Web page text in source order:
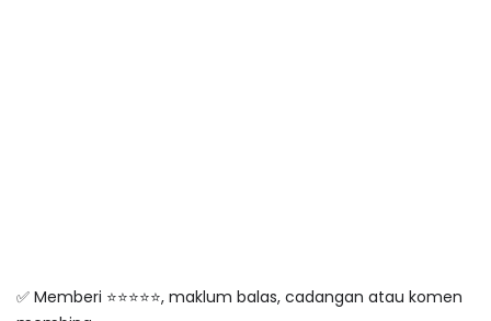
✅ Memberi ⭐️⭐️⭐️⭐️⭐️, maklum balas, cadangan atau komen